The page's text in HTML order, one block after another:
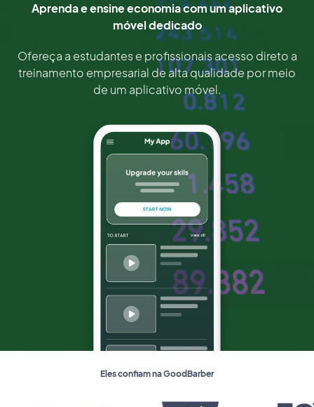
Aprenda e ensine economia com um aplicativo
móvel dedicado
Ofereça a estudantes e profissionais acesso direto a
treinamento empresarial de alta qualidade por meio
de um aplicativo móvel.
Eles confiam na GoodBarber